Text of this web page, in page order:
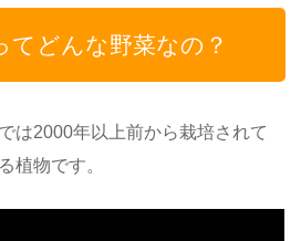
てどんな野菜なの？
は2000年以上前から栽培されて
植物です。